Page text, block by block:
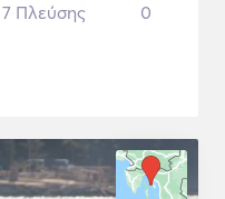
7 Πλεύσης 0